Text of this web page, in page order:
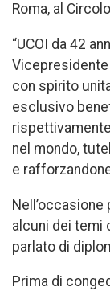
Roma, al
“UCOI da 42
Vicepresidente
con spirito
esclusivo
nel mondo,
e
alcuni dei temi
parlato di
Prima di